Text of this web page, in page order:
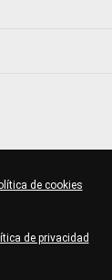
de privacidad
de cookies